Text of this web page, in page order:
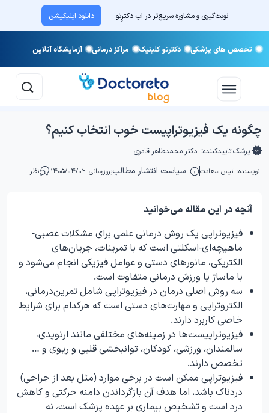
نوبت‌گیری و مشاوره سریع‌تر در اپ دکترِتو دانلود اپلیکیشن
تخصص های پزشکی دکترتو کلینیک مراکز درمانی آزمایشگاه آنلاین
چگونه یک فیزیوتراپیست خوب انتخاب کنیم؟
پزشک تاییدکننده: دکتر محمدطاهر قادری
نویسنده: انیس سعادت سیاست انتشار مطالببروزرسانی: ۱۴۰۵/۰۴/۰۲ نظر
آنچه در این مقاله می‌خوانید
فیزیوتراپی یک روش درمانی علمی برای مشکلات عصبی-
ماهیچه‌ای-اسکلتی است که با تمرینات، جریان‌های
الکتریکی، مانورهای دستی و عوامل فیزیکی انجام می‌شود و
با ماساژ یا ورزش درمانی متفاوت است.
سه روش اصلی درمان در فیزیوتراپی شامل تمرین‌درمانی،
الکتروتراپی و مهارت‌های دستی است که هرکدام برای شرایط
خاصی کاربرد دارند.
فیزیوتراپیست‌ها در زمینه‌های مختلفی مانند ارتوپدی،
سالمندان، ورزشی، کودکان، توانبخشی قلبی و ریوی و …
تخصص دارند.
فیزیوتراپی ممکن است در برخی موارد (مثل بعد از جراحی)
دردناک باشد، اما هدف آن بازگرداندن دامنه حرکتی و کاهش
درد است و تشخیص بیماری بر عهده پزشک است، نه